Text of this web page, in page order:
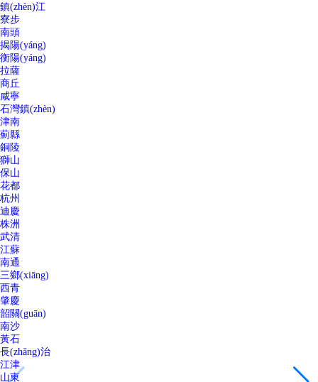
鎮(zhèn)江
寮步
南頭
揭陽(yáng)
衡陽(yáng)
拉薩
商丘
咸寧
石灣鎮(zhèn)
津南
薊縣
銅陵
獅山
保山
花都
杭州
迪慶
株洲
武清
江蘇
南通
三鄉(xiāng)
西青
肇慶
韶關(guān)
南沙
黃石
長(zhǎng)治
江津
山東